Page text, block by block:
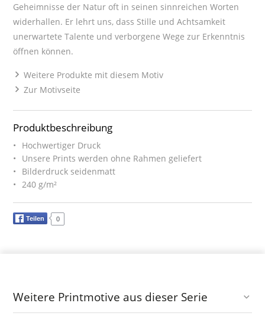
Geheimnisse der Natur oft in seinen sinnreichen Worten
widerhallen. Er lehrt uns, dass Stille und Achtsamkeit
unerwartete Talente und verborgene Wege zur Erkenntnis
öffnen können.
Weitere Produkte mit diesem Motiv
Zur Motivseite
Produktbeschreibung
Hochwertiger Druck
Unsere Prints werden ohne Rahmen geliefert
Bilderdruck seidenmatt
240 g/m²
Teilen 0
Weitere Printmotive aus dieser Serie